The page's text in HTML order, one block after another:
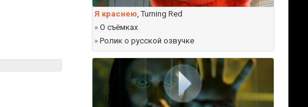
Я краснею, Turning Red
» О съёмках
» Ролик о русской озвучке